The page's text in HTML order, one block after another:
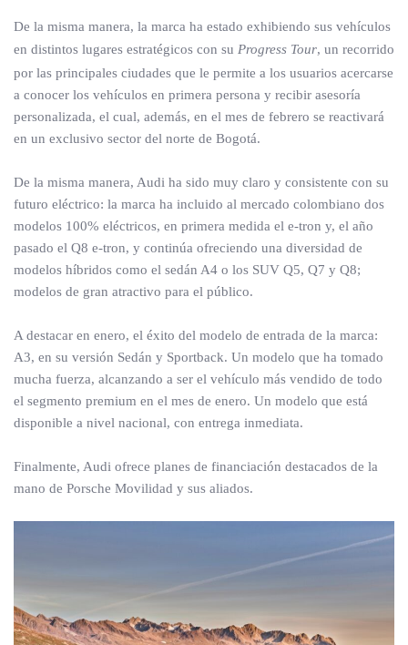
De la misma manera, la marca ha estado exhibiendo sus vehículos
en distintos lugares estratégicos con su Progress Tour, un recorrido
por las principales ciudades que le permite a los usuarios acercarse
a conocer los vehículos en primera persona y recibir asesoría
personalizada, el cual, además, en el mes de febrero se reactivará
en un exclusivo sector del norte de Bogotá.
De la misma manera, Audi ha sido muy claro y consistente con su
futuro eléctrico: la marca ha incluido al mercado colombiano dos
modelos 100% eléctricos, en primera medida el e-tron y, el año
pasado el Q8 e-tron, y continúa ofreciendo una diversidad de
modelos híbridos como el sedán A4 o los SUV Q5, Q7 y Q8;
modelos de gran atractivo para el público.
A destacar en enero, el éxito del modelo de entrada de la marca:
A3, en su versión Sedán y Sportback. Un modelo que ha tomado
mucha fuerza, alcanzando a ser el vehículo más vendido de todo
el segmento premium en el mes de enero. Un modelo que está
disponible a nivel nacional, con entrega inmediata.
Finalmente, Audi ofrece planes de financiación destacados de la
mano de Porsche Movilidad y sus aliados.